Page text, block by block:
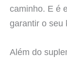
caminho. E é
garantir o seu
Além do